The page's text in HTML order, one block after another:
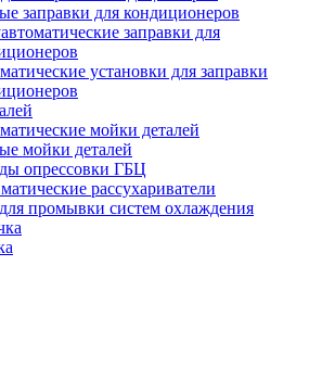
заправки для кондиционеров
заправки для
установки для заправки
мойки деталей
мойки деталей
опрессовки ГБЦ
рассухариватели
промывки систем охлаждения